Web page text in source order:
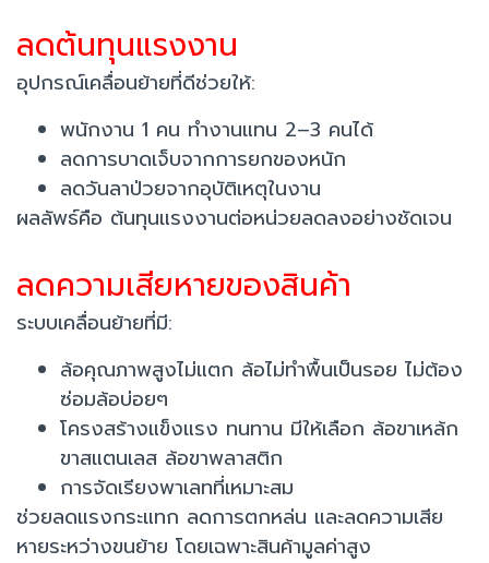
ลดต้นทุนแรงงาน
อุปกรณ์เคลื่อนย้ายที่ดีช่วยให้:
พนักงาน 1 คน ทำงานแทน 2–3 คนได้
ลดการบาดเจ็บจากการยกของหนัก
ลดวันลาป่วยจากอุบัติเหตุในงาน
ผลลัพธ์คือ ต้นทุนแรงงานต่อหน่วยลดลงอย่างชัดเจน
ลดความเสียหายของสินค้า
ระบบเคลื่อนย้ายที่มี:
ล้อคุณภาพสูงไม่แตก ล้อไม่ทำพื้นเป็นรอย ไม่ต้อง
ซ่อมล้อบ่อยๆ
โครงสร้างแข็งแรง ทนทาน มีให้เลือก ล้อขาเหล้ก
ขาสแตนเลส ล้อขาพลาสติก
การจัดเรียงพาเลทที่เหมาะสม
ช่วยลดแรงกระแทก ลดการตกหล่น และลดความเสีย
หายระหว่างขนย้าย โดยเฉพาะสินค้ามูลค่าสูง